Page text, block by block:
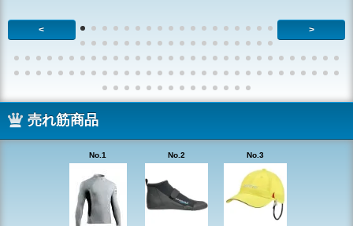
< >
売れ筋商品
No.1 No.2 No.3